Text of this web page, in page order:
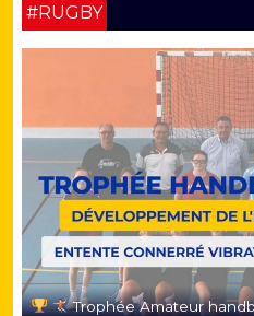
#RUGBY
Trophée Amateur